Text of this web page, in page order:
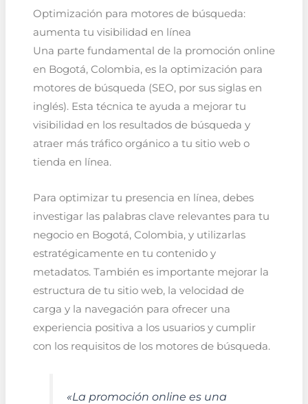
Optimización para motores de búsqueda:
aumenta tu visibilidad en línea
Una parte fundamental de la promoción online
en Bogotá, Colombia, es la optimización para
motores de búsqueda (SEO, por sus siglas en
inglés). Esta técnica te ayuda a mejorar tu
visibilidad en los resultados de búsqueda y
atraer más tráfico orgánico a tu sitio web o
tienda en línea.
Para optimizar tu presencia en línea, debes
investigar las palabras clave relevantes para tu
negocio en Bogotá, Colombia, y utilizarlas
estratégicamente en tu contenido y
metadatos. También es importante mejorar la
estructura de tu sitio web, la velocidad de
carga y la navegación para ofrecer una
experiencia positiva a los usuarios y cumplir
con los requisitos de los motores de búsqueda.
«La promoción online es una